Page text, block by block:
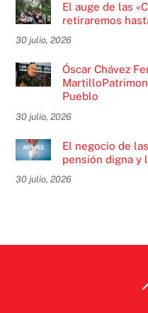
El auge de las
retiraremos
30 julio, 2026
Óscar Chávez
Pueblo
30 julio, 2026
El negocio de
pensión digna y
30 julio, 2026